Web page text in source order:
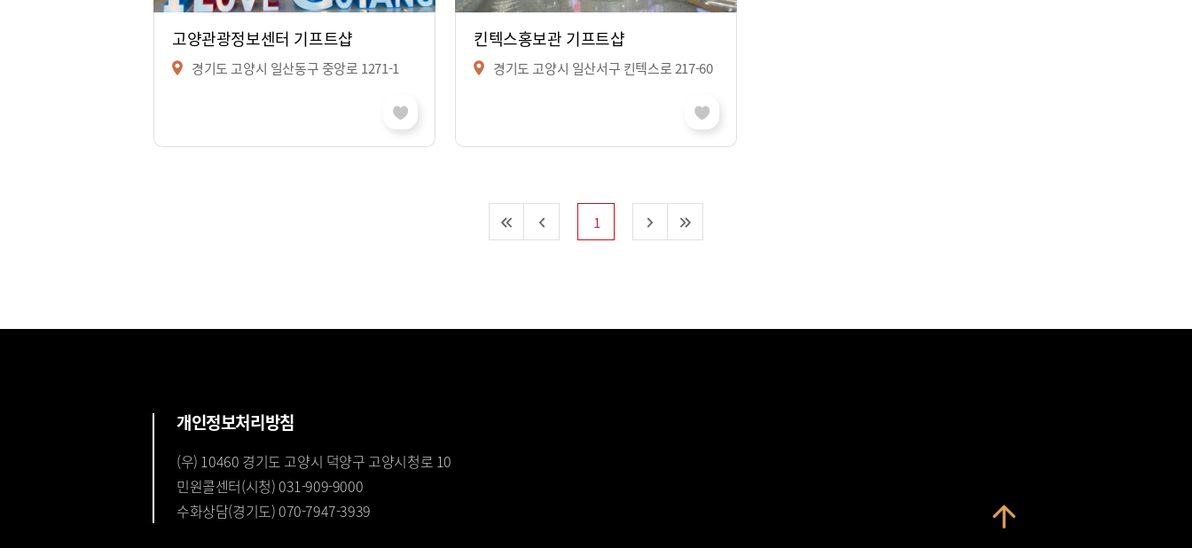
고양관광정보센터 기프트샵
경기도 고양시 일산동구 중앙로 1271-1
킨텍스홍보관 기프트샵
경기도 고양시 일산서구 킨텍스로 217-60
1
개인정보처리방침
(우) 10460 경기도 고양시 덕양구 고양시청로 10
민원콜센터(시청) 031-909-9000
수화상담(경기도) 070-7947-3939